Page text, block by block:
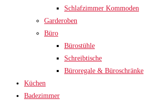
Schlafzimmer Kommoden
Garderoben
Büro
Bürostühle
Schreibtische
Büroregale & Büroschränke
Küchen
Badezimmer